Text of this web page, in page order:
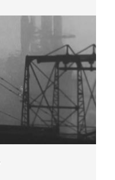
z dokumentu
svérázného
taxikář
stal váženým
světa